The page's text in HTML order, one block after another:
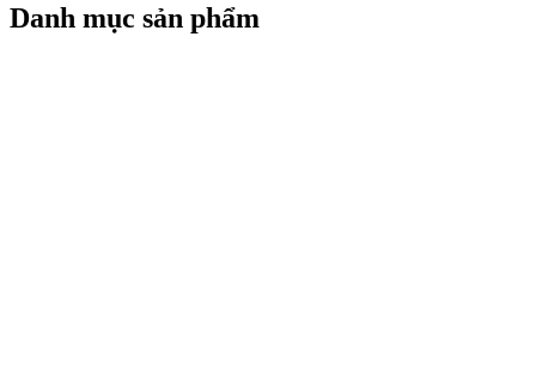
Danh mục sản phẩm